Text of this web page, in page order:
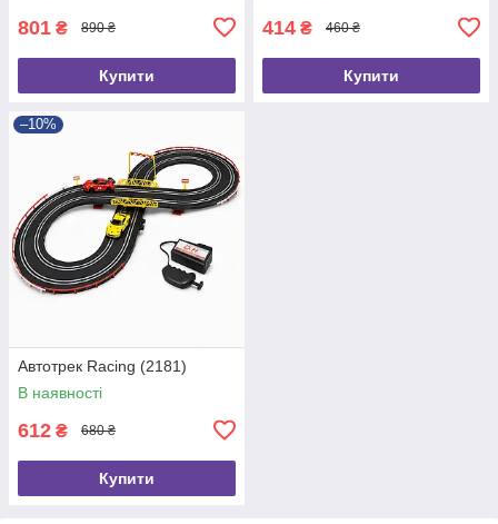
801 ₴ 890 ₴
Купити
414 ₴ 460 ₴
Купити
–10%
Автотрек Racing (2181)
В наявності
612 ₴ 680 ₴
Купити